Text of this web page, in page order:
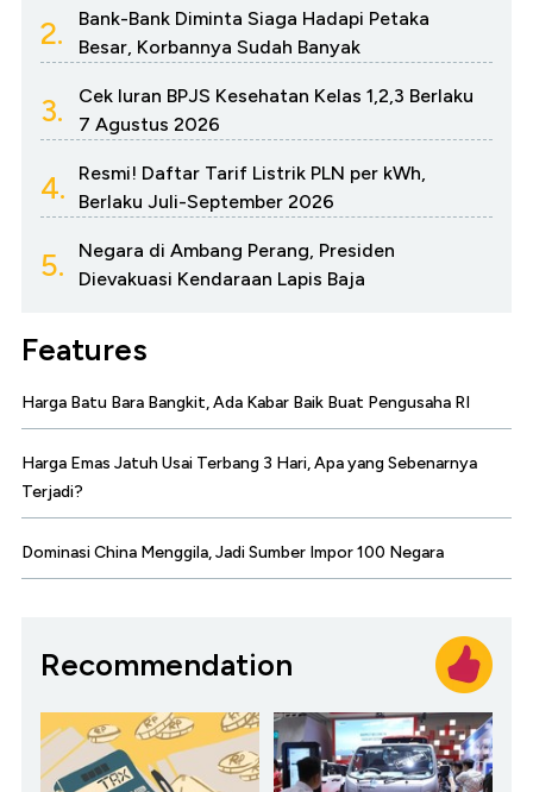
2.
Bank-Bank Diminta Siaga Hadapi Petaka
Besar, Korbannya Sudah Banyak
3.
Cek Iuran BPJS Kesehatan Kelas 1,2,3 Berlaku
7 Agustus 2026
4.
Resmi! Daftar Tarif Listrik PLN per kWh,
Berlaku Juli-September 2026
5.
Negara di Ambang Perang, Presiden
Dievakuasi Kendaraan Lapis Baja
Features
Harga Batu Bara Bangkit, Ada Kabar Baik Buat Pengusaha RI
Harga Emas Jatuh Usai Terbang 3 Hari, Apa yang Sebenarnya
Terjadi?
Dominasi China Menggila, Jadi Sumber Impor 100 Negara
Recommendation